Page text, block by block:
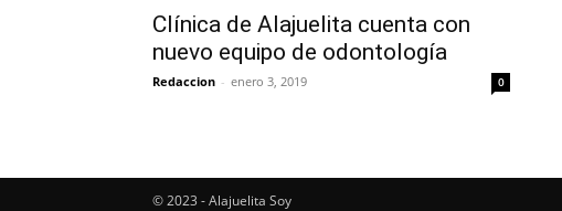
Clínica de Alajuelita cuenta con
nuevo equipo de odontología
Redaccion - enero 3, 2019 0
© 2023 - Alajuelita Soy